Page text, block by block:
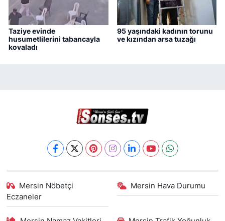
Taziye evinde
husumetlilerini tabancayla
kovaladı
95 yaşındaki kadının torunu
ve kızından arsa tuzağı
Mersin Nöbetçi
Eczaneler
Mersin Hava Durumu